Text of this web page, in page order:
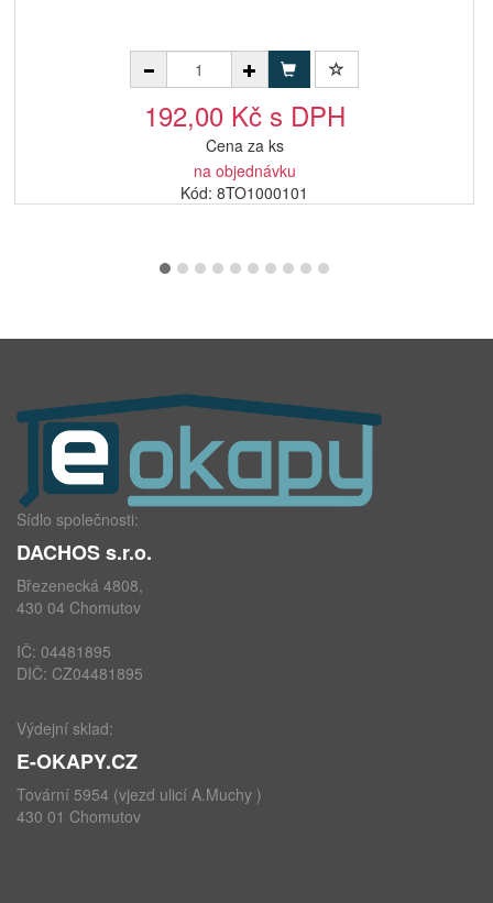
192,00 Kč s DPH
Cena za ks
na objednávku
Kód: 8TO1000101
Sídlo společnosti:
DACHOS s.r.o.
Březenecká 4808,
430 04 Chomutov
IČ: 04481895
DIČ: CZ04481895
Výdejní sklad:
E-OKAPY.CZ
Tovární 5954 (vjezd ulicí A.Muchy )
430 01 Chomutov